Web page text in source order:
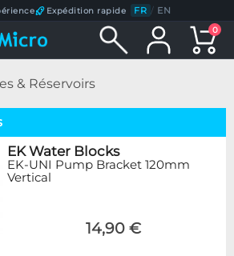
Expédition rapide FR / EN
0
& Réservoirs
EK Water Blocks
EK-UNI Pump Bracket 120mm
Vertical
14,90 €